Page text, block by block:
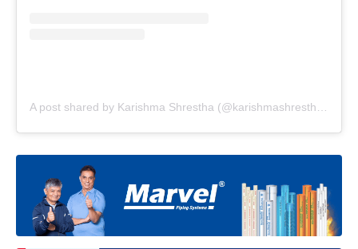
A post shared by Karishma Shrestha (@karishmashrestha_official8)